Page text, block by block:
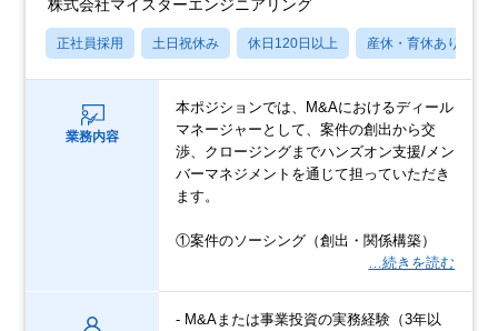
株式会社マイスターエンジニアリング
正社員採用 土日祝休み 休日120日以上 産休・育休あり
業務内容
本ポジションでは、M&Aにおけるディール
マネージャーとして、案件の創出から交
渉、クロージングまでハンズオン支援/メン
バーマネジメントを通じて担っていただき
ます。
①案件のソーシング（創出・関係構築）
…続きを読む
- M&Aまたは事業投資の実務経験（3年以